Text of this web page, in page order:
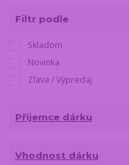
Filtr podle
Skladom
Novinka
Zľava / Výpredaj
Příjemce dárku
Vhodnost dárku